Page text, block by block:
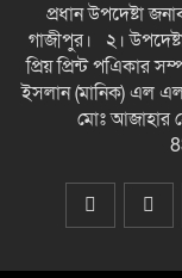
প্রধান উপদেষ্টা
গাজীপুর। ২।
প্রিয় প্রিন্ট
ইসলান (মানিক) এল
মোঃ আজাহার